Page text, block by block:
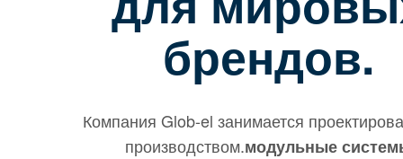
брендов.
Компания Glob-el занимается
производством.модульные